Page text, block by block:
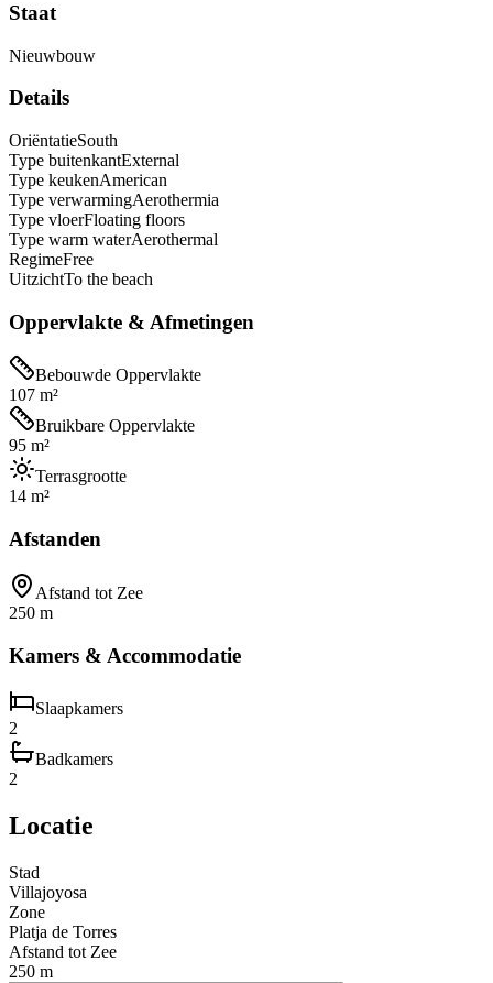
Staat
Nieuwbouw
Details
OriëntatieSouth
Type buitenkantExternal
Type keukenAmerican
Type verwarmingAerothermia
Type vloerFloating floors
Type warm waterAerothermal
RegimeFree
UitzichtTo the beach
Oppervlakte & Afmetingen
Bebouwde Oppervlakte
107 m²
Bruikbare Oppervlakte
95 m²
Terrasgrootte
14 m²
Afstanden
Afstand tot Zee
250 m
Kamers & Accommodatie
Slaapkamers
2
Badkamers
2
Locatie
Stad
Villajoyosa
Zone
Platja de Torres
Afstand tot Zee
250 m